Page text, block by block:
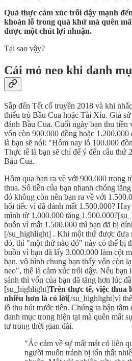
Quả thực cảm xúc trỗi dậy mạnh
khoản lỗ trong quá khứ mà quên
được một chút lợi nhuận.
Tại sao vậy?
Cái mỏ neo khi danh
Sắp đến Tết cổ truyền 2018 và khi
thiếu trò Bầu Cua hoặc Tài Xỉu. Giả
đánh Bầu Cua. Cuối ngày bạn thu tiền
vốn còn 900.000 đồng hoặc
là bạn sẽ nói: "Hôm nay lỗ 100.000
Thực tế là bạn sẽ chỉ để ý đến câu thứ
Bầu Cua.
Hôm qua bạn ra về với 900.000 trong
thua. Số tiền của bạn nhanh chóng
đỏ không còn nên bạn ra về với
hối tiếc vì đã đánh mất 1.500.000?
mình từ 1.000.000 tăng
buồn vì mất 1.500.000 thì bạn đã bị
[/su_highlight] . Khi một thứ được đưa
đó, thì "một thứ nào đó" này có thể bị
buồn vì bạn đã lấy 3.000.000 làm cột
bạn, vô hình chung bạn thấy vốn còn
neo", thế là cảm xúc trỗi dậy. Nếu bạn
sánh thì vốn của bạn đã tăng hơn lúc
[su_highlight]Trên thực tế, việc thua
nhiều hơn là có lời[/su_highlight]vì
lỗ thu hút trước tiên. Chúng ta bận tâm
danh mục trong hiện tại mà quên mất
tư trong thời gian dài.
"Ác cảm về sự mất mát có liên
người muốn tránh bị tổn thất